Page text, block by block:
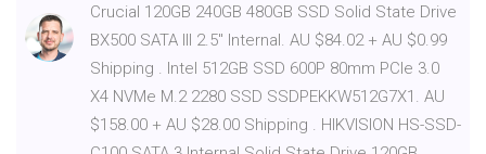
Crucial 120GB 240GB 480GB SSD Solid State Drive
BX500 SATA III 2.5'' Internal. AU $84.02 + AU $0.99
Shipping . Intel 512GB SSD 600P 80mm PCIe 3.0
X4 NVMe M.2 2280 SSD SSDPEKKW512G7X1. AU
$158.00 + AU $28.00 Shipping . HIKVISION HS-SSD-